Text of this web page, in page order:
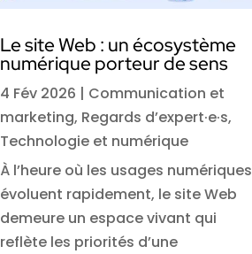
Le site Web : un écosystème
numérique porteur de sens
4 Fév 2026 | Communication et
marketing, Regards d’expert·e·s,
Technologie et numérique
À l’heure où les usages numériques
évoluent rapidement, le site Web
demeure un espace vivant qui
reflète les priorités d’une